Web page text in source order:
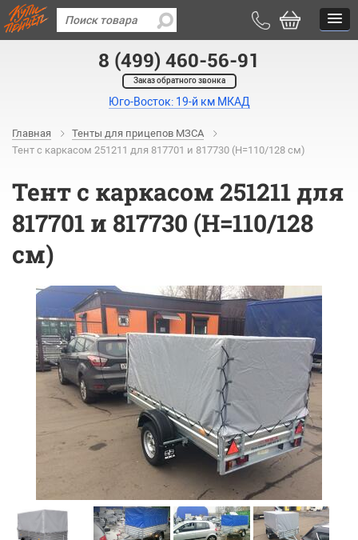
8 (499) 460-56-91
Заказ обратного звонка
Юго-Восток: 19-й км МКАД
Главная
Тенты для прицепов МЗСА
Тент с каркасом 251211 для 817701 и 817730 (H=110/128 см)
Тент с каркасом 251211 для
817701 и 817730 (H=110/128
см)